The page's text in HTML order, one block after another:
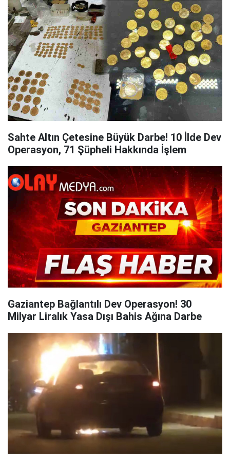
Sahte Altın Çetesine Büyük Darbe! 10 İlde Dev
Operasyon, 71 Şüpheli Hakkında İşlem
Gaziantep Bağlantılı Dev Operasyon! 30
Milyar Liralık Yasa Dışı Bahis Ağına Darbe